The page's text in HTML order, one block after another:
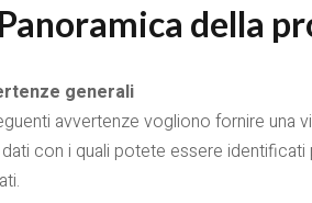
della
generali
avvertenze vogliono fornire una
con i quali potete essere